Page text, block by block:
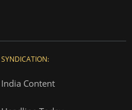
SYNDICATION:
India Content